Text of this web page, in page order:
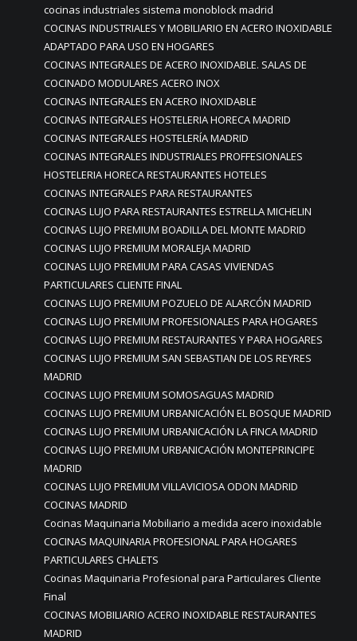
cocinas industriales sistema monoblock madrid
COCINAS INDUSTRIALES Y MOBILIARIO EN ACERO INOXIDABLE
ADAPTADO PARA USO EN HOGARES
COCINAS INTEGRALES DE ACERO INOXIDABLE. SALAS DE
COCINADO MODULARES ACERO INOX
COCINAS INTEGRALES EN ACERO INOXIDABLE
COCINAS INTEGRALES HOSTELERIA HORECA MADRID
COCINAS INTEGRALES HOSTELERÍA MADRID
COCINAS INTEGRALES INDUSTRIALES PROFFESIONALES
HOSTELERIA HORECA RESTAURANTES HOTELES
COCINAS INTEGRALES PARA RESTAURANTES
COCINAS LUJO PARA RESTAURANTES ESTRELLA MICHELIN
COCINAS LUJO PREMIUM BOADILLA DEL MONTE MADRID
COCINAS LUJO PREMIUM MORALEJA MADRID
COCINAS LUJO PREMIUM PARA CASAS VIVIENDAS
PARTICULARES CLIENTE FINAL
COCINAS LUJO PREMIUM POZUELO DE ALARCÓN MADRID
COCINAS LUJO PREMIUM PROFESIONALES PARA HOGARES
COCINAS LUJO PREMIUM RESTAURANTES Y PARA HOGARES
COCINAS LUJO PREMIUM SAN SEBASTIAN DE LOS REYRES
MADRID
COCINAS LUJO PREMIUM SOMOSAGUAS MADRID
COCINAS LUJO PREMIUM URBANICACIÓN EL BOSQUE MADRID
COCINAS LUJO PREMIUM URBANICACIÓN LA FINCA MADRID
COCINAS LUJO PREMIUM URBANICACIÓN MONTEPRINCIPE
MADRID
COCINAS LUJO PREMIUM VILLAVICIOSA ODON MADRID
COCINAS MADRID
Cocinas Maquinaria Mobiliario a medida acero inoxidable
COCINAS MAQUINARIA PROFESIONAL PARA HOGARES
PARTICULARES CHALETS
Cocinas Maquinaria Profesional para Particulares Cliente
Final
COCINAS MOBILIARIO ACERO INOXIDABLE RESTAURANTES
MADRID